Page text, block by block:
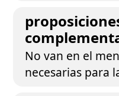
No van en el
necesarias para